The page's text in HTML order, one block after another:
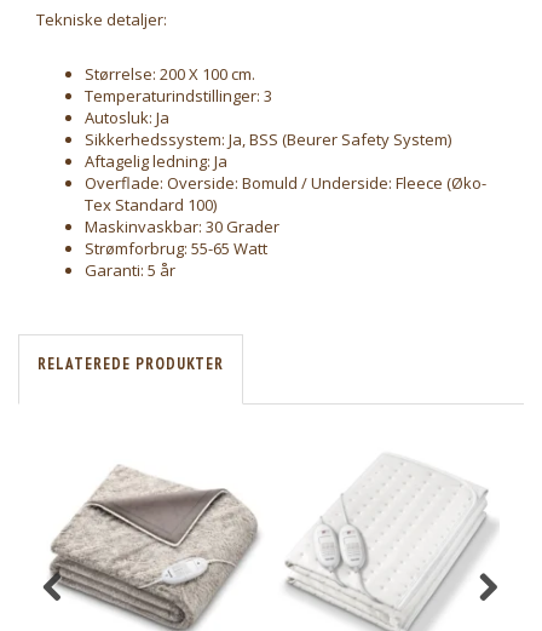
Tekniske detaljer:
Størrelse: 200 X 100 cm.
Temperaturindstillinger: 3
Autosluk: Ja
Sikkerhedssystem: Ja, BSS (Beurer Safety System)
Aftagelig ledning: Ja
Overflade: Overside: Bomuld / Underside: Fleece (Øko-
Tex Standard 100)
Maskinvaskbar: 30 Grader
Strømforbrug: 55-65 Watt
Garanti: 5 år
RELATEREDE PRODUKTER